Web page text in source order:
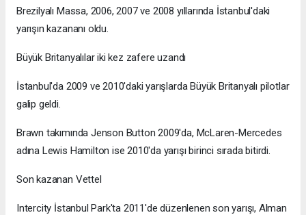
Brezilyalı Massa, 2006, 2007 ve 2008 yıllarında İstanbul'daki
yarışın kazananı oldu.
Büyük Britanyalılar iki kez zafere uzandı
İstanbul'da 2009 ve 2010'daki yarışlarda Büyük Britanyalı pilotlar
galip geldi.
Brawn takımında Jenson Button 2009'da, McLaren-Mercedes
adına Lewis Hamilton ise 2010'da yarışı birinci sırada bitirdi.
Son kazanan Vettel
Intercity İstanbul Park'ta 2011'de düzenlenen son yarışı, Alman